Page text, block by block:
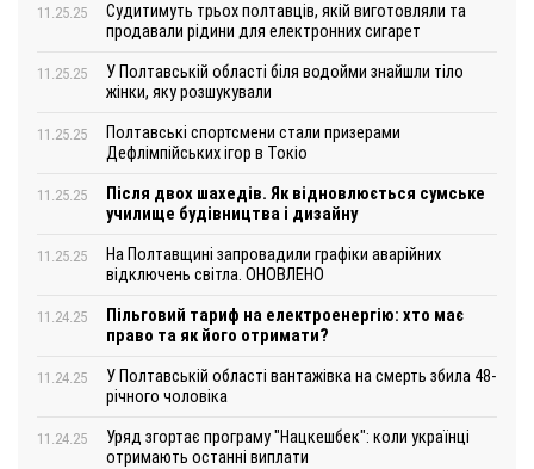
11.25.25
Судитимуть трьох полтавців, якій виготовляли та
продавали рідини для електронних сигарет
11.25.25
У Полтавській області біля водойми знайшли тіло
жінки, яку розшукували
11.25.25
Полтавські спортсмени стали призерами
Дефлімпійських ігор в Токіо
11.25.25
Після двох шахедів. Як відновлюється сумське
училище будівництва і дизайну
11.25.25
На Полтавщині запровадили графіки аварійних
відключень світла. ОНОВЛЕНО
11.24.25
Пільговий тариф на електроенергію: хто має
право та як його отримати?
11.24.25
У Полтавській області вантажівка на смерть збила 48-
річного чоловіка
11.24.25
Уряд згортає програму "Нацкешбек": коли українці
отримають останні виплати